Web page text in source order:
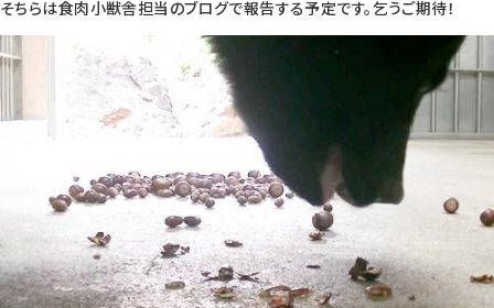
そちらは食肉小獣舎担当のブログで報告する予定です。乞うご期待！